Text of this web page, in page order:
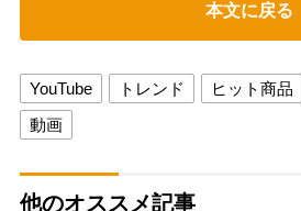
本文に戻る
YouTube トレンド ヒット商品
動画
他のオススメ記事